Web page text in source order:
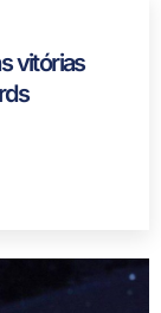
vitórias